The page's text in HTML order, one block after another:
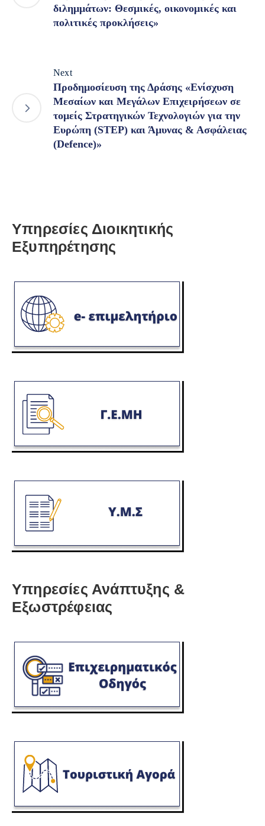
διλημμάτων: Θεσμικές, οικονομικές και
πολιτικές προκλήσεις»
Next
Προδημοσίευση της Δράσης «Ενίσχυση
Μεσαίων και Μεγάλων Επιχειρήσεων σε
τομείς Στρατηγικών Τεχνολογιών για την
Ευρώπη (STEP) και Άμυνας & Ασφάλειας
(Defence)»
Υπηρεσίες Διοικητικής
Εξυπηρέτησης
Υπηρεσίες Ανάπτυξης &
Εξωστρέφειας